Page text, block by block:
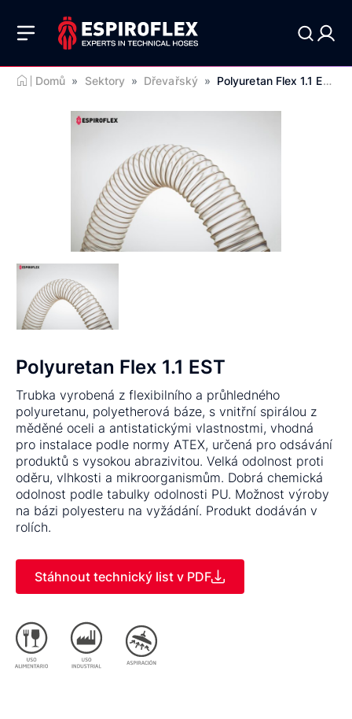
Domů » Sektory » Dřevařský » Polyuretan Flex 1.1 EST
Polyuretan Flex 1.1 EST
Trubka vyrobená z flexibilního a průhledného
polyuretanu, polyetherová báze, s vnitřní spirálou z
měděné oceli a antistatickými vlastnostmi, vhodná
pro instalace podle normy ATEX, určená pro odsávání
produktů s vysokou abrazivitou. Velká odolnost proti
oděru, vlhkosti a mikroorganismům. Dobrá chemická
odolnost podle tabulky odolnosti PU. Možnost výroby
na bázi polyesteru na vyžádání. Produkt dodáván v
rolích.
Stáhnout technický list v PDF